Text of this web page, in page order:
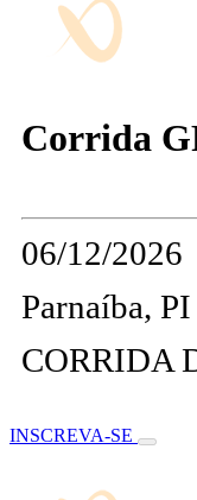
Corrida
06/12/2026
Parnaíba, PI
CORRIDA
INSCREVA-SE